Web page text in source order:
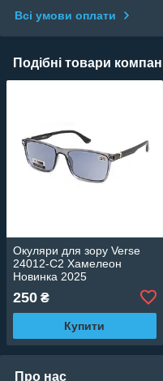
Всі умови оплати
Подібні товари
Окуляри для зору Verse
24012-C2 Хамелеон
Новинка 2025
250 ₴
Купити
Про нас